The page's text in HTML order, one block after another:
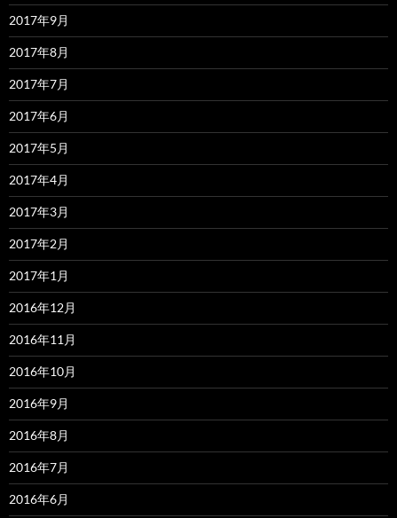
2017年9月
2017年8月
2017年7月
2017年6月
2017年5月
2017年4月
2017年3月
2017年2月
2017年1月
2016年12月
2016年11月
2016年10月
2016年9月
2016年8月
2016年7月
2016年6月